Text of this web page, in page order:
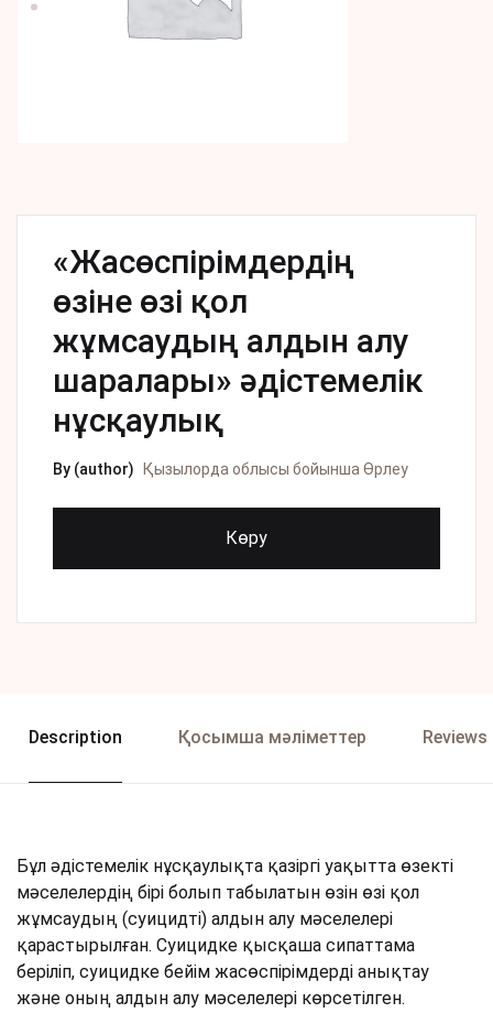
«Жасөспірімдердің
өзіне өзі қол
жұмсаудың алдын алу
шаралары» әдістемелік
нұсқаулық
By (author) Қызылорда облысы бойынша Өрлеу
Көру
Description Қосымша мәліметтер Reviews
Бұл әдістемелік нұсқаулықта қазіргі уақытта өзекті
мәселелердің бірі болып табылатын өзін өзі қол
жұмсаудың (суицидті) алдын алу мәселелері
қарастырылған. Суицидке қысқаша сипаттама
беріліп, суицидке бейім жасөспірімдерді анықтау
және оның алдын алу мәселелері көрсетілген.